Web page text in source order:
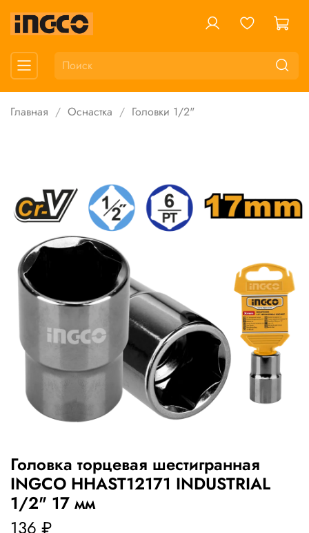
Главная Оснастка Головки 1/2"
Головка торцевая шестигранная
INGCO HHAST12171 INDUSTRIAL
1/2" 17 мм
136 ₽